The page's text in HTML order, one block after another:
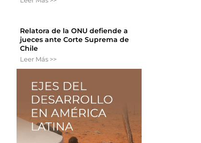
Relatora de la ONU defiende a
jueces ante Corte Suprema de
Chile
Leer Más >>